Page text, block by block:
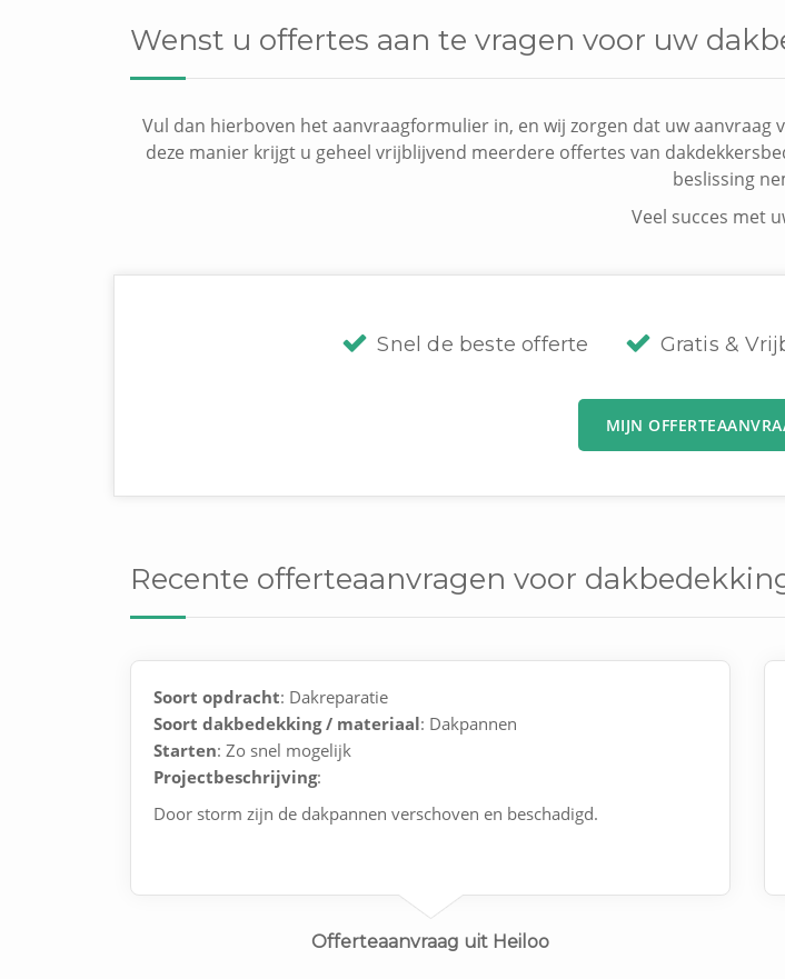
Wenst u offertes aan te vragen voor uw
Vul dan hierboven het aanvraagformulier in, en wij zorgen dat uw aanvraag
deze manier krijgt u geheel vrijblijvend meerdere offertes van
beslissing
Veel succes met
Snel de beste offerte Gratis &
MIJN
Recente offerteaanvragen voor
Soort opdracht: Dakreparatie
Soort dakbedekking / materiaal: Dakpannen
Starten: Zo snel mogelijk
Projectbeschrijving:
Door storm zijn de dakpannen verschoven en beschadigd.
Offerteaanvraag uit Heiloo